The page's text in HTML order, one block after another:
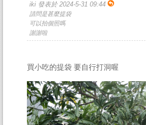
iki 發表於 2024-5-31 09:44
請問是甚麼提袋
可以拍個照嗎
謝謝啦
買小吃的提袋 要自行打洞喔